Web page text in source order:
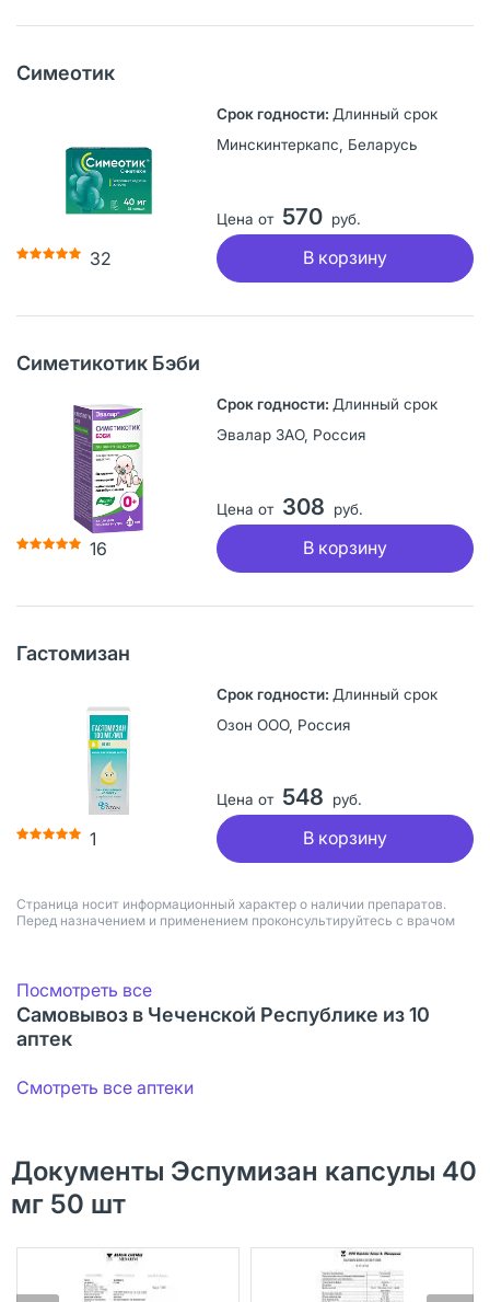
Симеотик
32
Длинный срок
Минскинтеркапс, Беларусь
Цена от 570 руб.
В корзину
Симетикотик Бэби
16
Длинный срок
Эвалар ЗАО, Россия
Цена от 308 руб.
В корзину
Гастомизан
1
Длинный срок
Озон ООО, Россия
Цена от 548 руб.
В корзину
Страница носит информационный характер о наличии препаратов.
Перед назначением и применением проконсультируйтесь с врачом
Посмотреть все
Самовывоз в Чеченской Республике из 10
аптек
Смотреть все аптеки
Документы Эспумизан капсулы 40
мг 50 шт